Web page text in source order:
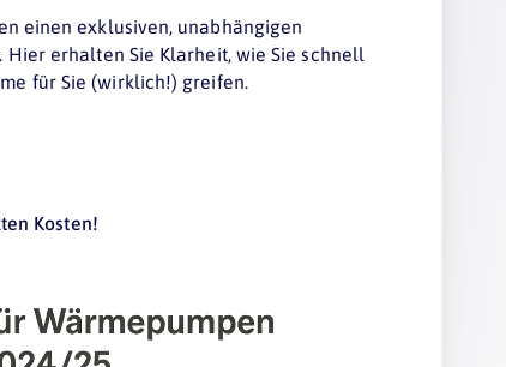
einen exklusiven, unabhängigen
erhalten Sie Klarheit, wie Sie schnell
für Sie (wirklich!) greifen.
Kosten!